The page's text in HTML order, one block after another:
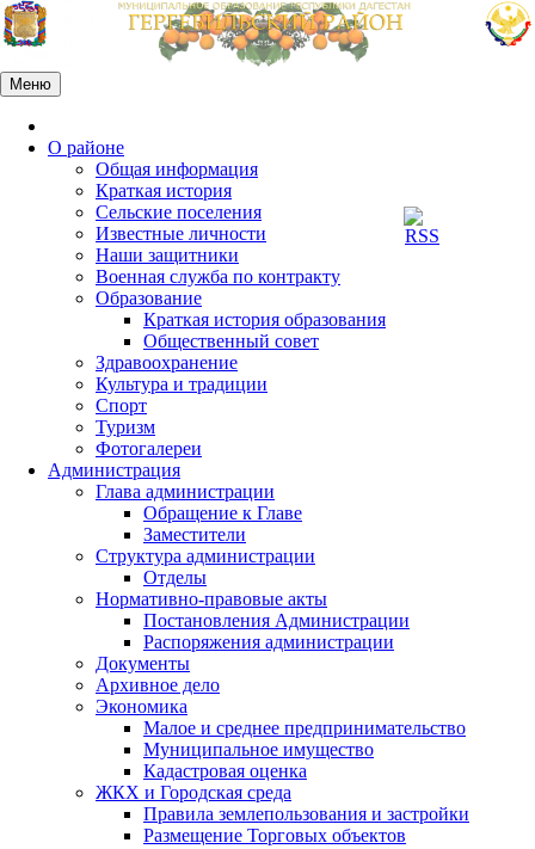
Перейти
к
содержимому
Меню
О районе
Общая информация
Краткая история
Сельские поселения
Известные личности
Наши защитники
Военная служба по контракту
Образование
Краткая история образования
Общественный совет
Здравоохранение
Культура и традиции
Спорт
Туризм
Фотогалереи
Администрация
Глава администрации
Обращение к Главе
Заместители
Структура администрации
Отделы
Нормативно-правовые акты
Постановления Администрации
Распоряжения администрации
Документы
Архивное дело
Экономика
Малое и среднее предпринимательство
Муниципальное имущество
Кадастровая оценка
ЖКХ и Городская среда
Правила землепользования и застройки
Размещение Торговых объектов